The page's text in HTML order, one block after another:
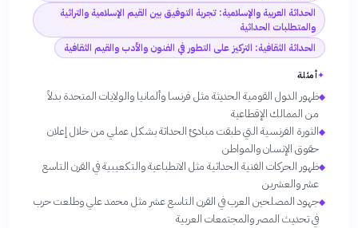
الحداثة العربية والإسلامية: تجربة التوفيق بين القيم الإسلامية والتراثية
والمتطلبات الحداثية
الحداثة الثقافية: التركيز على التطور في الفنون والأدب والقيم الثقافية
✦أمثلة
◆ظهور الدول القومية الحديثة مثل فرنسا وألمانيا والولايات المتحدة بدلاً
من الممالك الإقطاعية
◆الثورة الفرنسية التي طبقت مبادئ الحداثة بشكل عملي من خلال إعلان
حقوق الإنسان والمواطن
◆ظهور الحركات الفنية الحداثية مثل الانطباعية والتكعيبية في القرن التاسع
عشر والعشرين
◆جهود المصلحين العرب في القرن التاسع عشر مثل محمد علي وطلعت حرب
في تحديث المصر والمجتمعات العربية